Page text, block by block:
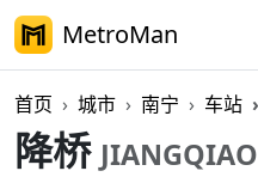
MetroMan
首页 城市 南宁 车站
降桥 JIANGQIAO